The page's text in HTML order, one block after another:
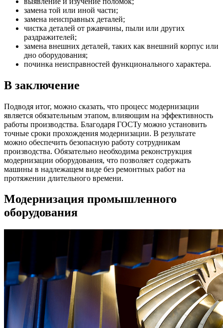
замена той или иной части;
замена неисправных деталей;
чистка деталей от ржавчины, пыли или других
раздражителей;
замена внешних деталей, таких как внешний корпус или
дно оборудования;
починка неисправностей функционального характера.
В заключение
Подводя итог, можно сказать, что процесс модернизации
является обязательным этапом, влияющим на эффективность
работы производства. Благодаря ГОСТу можно установить
точные сроки прохождения модернизации. В результате
можно обеспечить безопасную работу сотрудникам
производства. Обязательно необходима реконструкция
модернизации оборудования, что позволяет содержать
машины в надлежащем виде без ремонтных работ на
протяжении длительного времени.
Модернизация промышленного
оборудования